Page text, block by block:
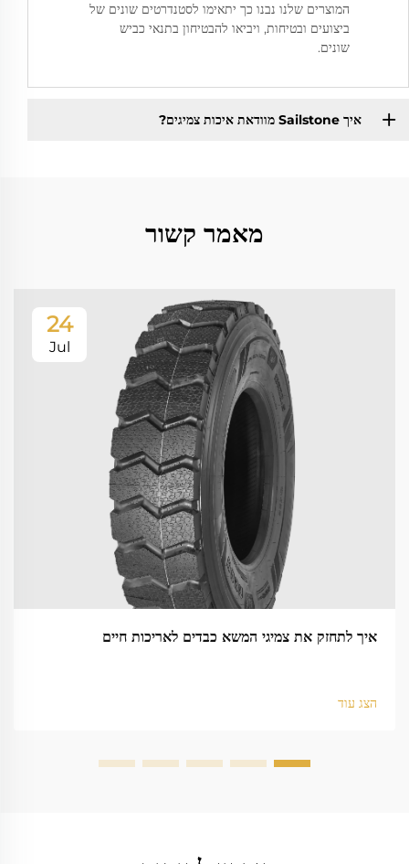
המוצרים שלנו נבנו כך יתאימו לסטנדרטים שונים של
ביצועים ובטיחות, ויביאו להבטיחון בתנאי כביש
שונים.
איך Sailstone מוודאת איכות צמיגים?
מאמר קשור
24
Jul
איך לתחזק את צמיגי המשא כבדים לאריכות חיים
הצג עוד